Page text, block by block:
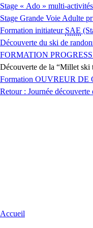
Stage « Ado » multi-
Stage Grande Voie Adulte
Formation initiateur SAE
Découverte du ski de
FORMATION
Découverte de la “Millet ski
Formation OUVREUR DE
Retour : Journée découverte
Accueil